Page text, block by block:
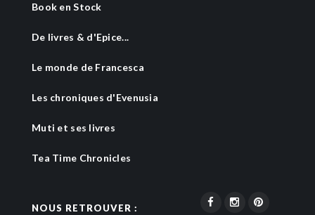
Book en Stock
De livres & d'Epice...
Le monde de Francesca
Les chroniques d'Evenusia
Muti et ses livres
Tea Time Chronicles
NOUS RETROUVER :